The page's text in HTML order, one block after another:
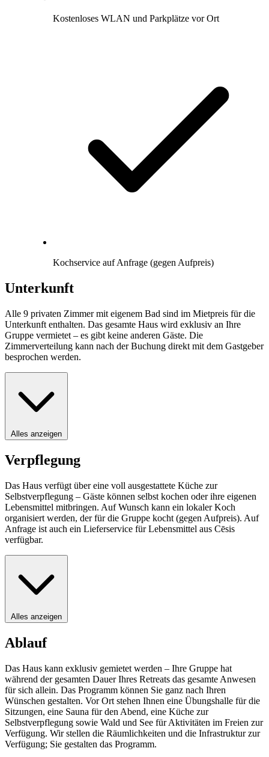
Kostenloses WLAN und Parkplätze vor Ort
Kochservice auf Anfrage (gegen Aufpreis)
Unterkunft
Alle 9 privaten Zimmer mit eigenem Bad sind im Mietpreis für die
Unterkunft enthalten. Das gesamte Haus wird exklusiv an Ihre
Gruppe vermietet – es gibt keine anderen Gäste. Die
Zimmerverteilung kann nach der Buchung direkt mit dem Gastgeber
besprochen werden.
Alles anzeigen
Verpflegung
Das Haus verfügt über eine voll ausgestattete Küche zur
Selbstverpflegung – Gäste können selbst kochen oder ihre eigenen
Lebensmittel mitbringen. Auf Wunsch kann ein lokaler Koch
organisiert werden, der für die Gruppe kocht (gegen Aufpreis). Auf
Anfrage ist auch ein Lieferservice für Lebensmittel aus Cēsis
verfügbar.
Alles anzeigen
Ablauf
Das Haus kann exklusiv gemietet werden – Ihre Gruppe hat
während der gesamten Dauer Ihres Retreats das gesamte Anwesen
für sich allein. Das Programm können Sie ganz nach Ihren
Wünschen gestalten. Vor Ort stehen Ihnen eine Übungshalle für die
Sitzungen, eine Sauna für den Abend, eine Küche zur
Selbstverpflegung sowie Wald und See für Aktivitäten im Freien zur
Verfügung. Wir stellen die Räumlichkeiten und die Infrastruktur zur
Verfügung; Sie gestalten das Programm.